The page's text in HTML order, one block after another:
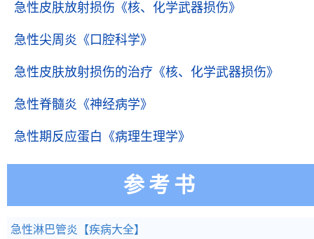
急性皮肤放射损伤 《核、化学武器损伤》
急性尖周炎 《口腔科学》
急性皮肤放射损伤的治疗 《核、化学武器损伤》
急性脊髓炎 《神经病学》
急性期反应蛋白 《病理生理学》
参考书
急性淋巴管炎 【疾病大全】